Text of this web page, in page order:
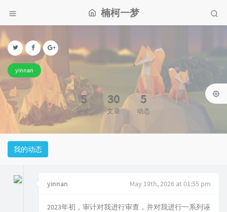
楠柯一梦
yinnan
5
评论
30
文章
5
动态
我的动态
yinnan May 19th, 2026 at 01:55 pm
2023年初，审计对我进行审查，并对我进行一系列诬